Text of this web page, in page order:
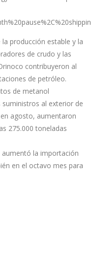
producción estable y la
de crudo y las
contribuyeron al
de petróleo.
de metanol
al exterior de
agosto, aumentaron
275.000 toneladas
aumentó la importación
en el octavo mes para